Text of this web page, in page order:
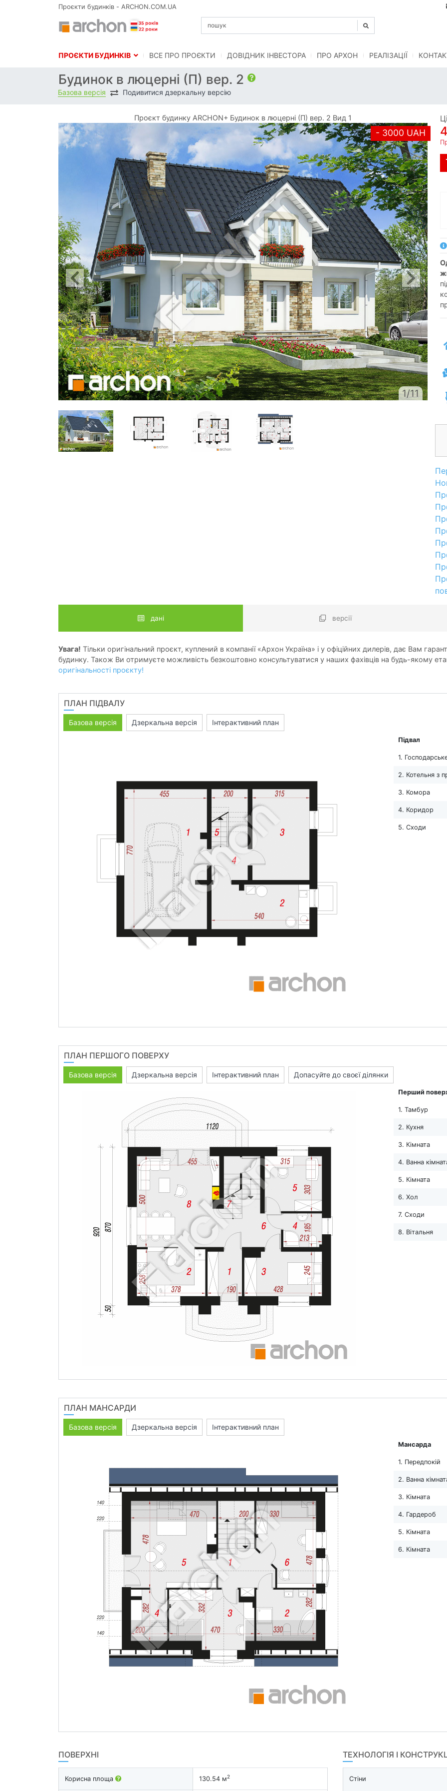
Проєкти будинків - ARCHON.COM.UA
ПРОЄКТИ БУДИНКІВ BСЕ ПРО ПРОЄКТИ ДОВІДНИК ІНВЕСТОРА ПРО АРХОН РЕАЛІЗАЦІЇ
Будинок в люцерні (П) вер. 2
Базова версія Подивитися дзеркальну версію
Проєкт будинку ARCHON+ Будинок в люцерні (П) вер. 2 Вид 1
- 3000 UAH
1/11
односімейний котедж одноповерховий з
дані версії
Увага! Тільки оригінальний проєкт, куплений в компанії «Архон Україна» і у офіційних дилерів, дає Вам
будинку. Також Ви отримуєте можливість безкоштовно консультуватися у наших фахівців на будь-якому
оригінальності проєкту!
ПЛАН ПІДВАЛУ
Базова версія Дзеркальна версія Інтерактивний план
Підвал
1.
2. Котельня з
3. Комора
4. Коридор
5. Сходи
ПЛАН ПЕРШОГО ПОВЕРХУ
Базова версія Дзеркальна версія Інтерактивний план Допасуйте до своєї ділянки
Перший
1. Тамбур
2. Кухня
3. Кімната
4. Ванна
5. Кімната
6. Хол
7. Сходи
8. Вітальня
ПЛАН МАНСАРДИ
Базова версія Дзеркальна версія Інтерактивний план
Мансарда
1. Передпокій
2. Ванна
3. Кімната
4. Гардероб
5. Кімната
6. Кімната
ПОВЕРХНІ
Корисна площа 130.54 м2
ТЕХНОЛОГІЯ І
Стіни